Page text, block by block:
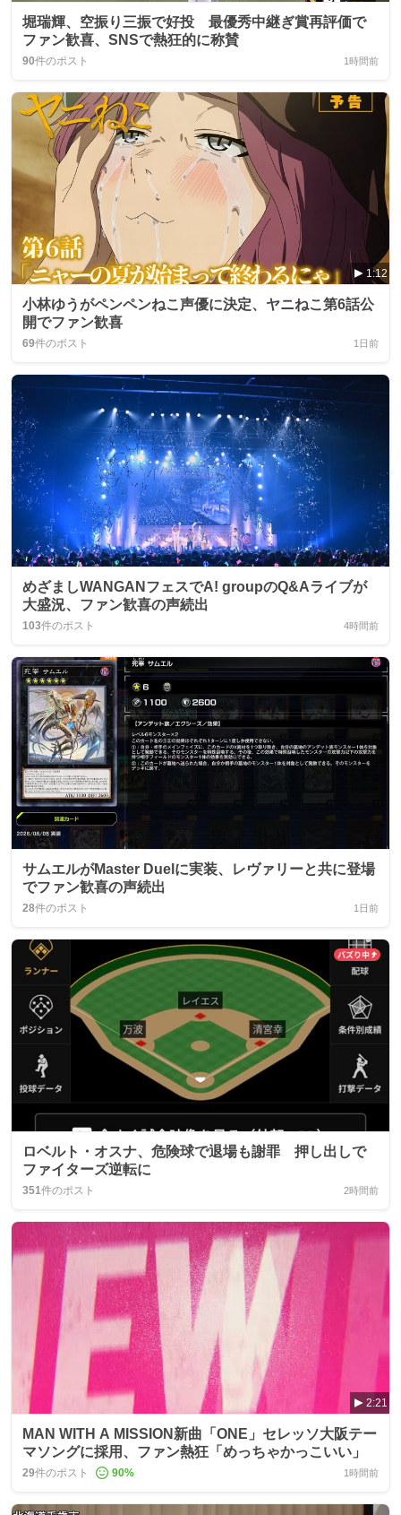
堀瑞輝、空振り三振で好投 最優秀中継ぎ賞再評価で
ファン歓喜、SNSで熱狂的に称賛
90件のポスト 1時間前
1:12
小林ゆうがペンペンねこ声優に決定、ヤニねこ第6話公
開でファン歓喜
69件のポスト 1日前
めざましWANGANフェスでA! groupのQ&Aライブが
大盛況、ファン歓喜の声続出
103件のポスト 4時間前
サムエルがMaster Duelに実装、レヴァリーと共に登場
でファン歓喜の声続出
28件のポスト 1日前
ロベルト・オスナ、危険球で退場も謝罪 押し出しで
ファイターズ逆転に
351件のポスト 2時間前
2:21
MAN WITH A MISSION新曲「ONE」セレッソ大阪テー
マソングに採用、ファン熱狂「めっちゃかっこいい」
29件のポスト 90% 1時間前